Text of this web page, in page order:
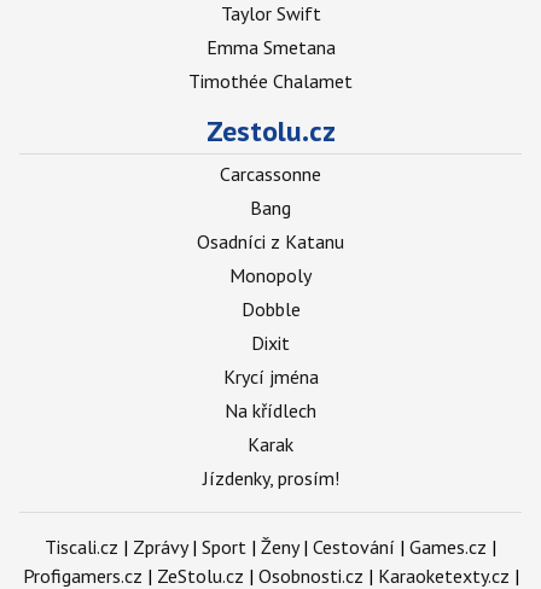
Taylor Swift
Emma Smetana
Timothée Chalamet
Zestolu.cz
Carcassonne
Bang
Osadníci z Katanu
Monopoly
Dobble
Dixit
Krycí jména
Na křídlech
Karak
Jízdenky, prosím!
Tiscali.cz | Zprávy| Sport | Ženy| Cestování | Games.cz |
Profigamers.cz | ZeStolu.cz | Osobnosti.cz | Karaoketexty.cz |